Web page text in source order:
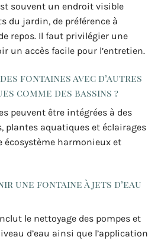
souvent un endroit visible
du jardin, de préférence à
repos. Il faut privilégier une
un accès facile pour l’entretien.
fontaines avec d’autres
comme des bassins ?
peuvent être intégrées à des
plantes aquatiques et éclairages
écosystème harmonieux et
une fontaine à jets d’eau
le nettoyage des pompes et
d’eau ainsi que l’application